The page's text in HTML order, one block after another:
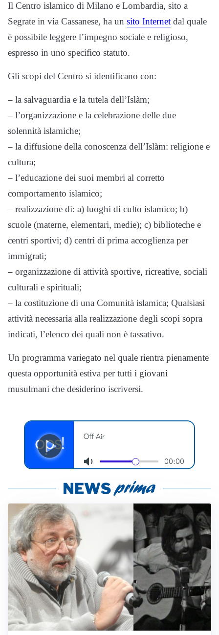
Il Centro islamico di Milano e Lombardia, sito a
Segrate in via Cassanese, ha un sito Internet dal quale
è possibile leggere l’impegno sociale e religioso,
espresso in uno specifico statuto.
Gli scopi del Centro si identificano con:
– la salvaguardia e la tutela dell’Islàm;
– l’organizzazione e la celebrazione delle due
solennità islamiche;
– la diffusione della conoscenza dell’Islàm: religione e
cultura;
– l’educazione dei suoi membri al corretto
comportamento islamico;
– realizzazione di: a) luoghi di culto islamico; b)
scuole (materne, elementari, medie); c) biblioteche e
centri sportivi; d) centri di prima accoglienza per
immigrati;
– organizzazione di attività sportive, ricreative, sociali
culturali e spirituali;
– la costituzione di una Comunità islamica; Qualsiasi
attività necessaria alla realizzazione degli scopi sopra
indicati, l’elenco dei quali non è tassativo.
Un programma variegato nel quale rientra pienamente
questa opportunità estiva per tutti i giovani
musulmani che desiderino iscriversi.